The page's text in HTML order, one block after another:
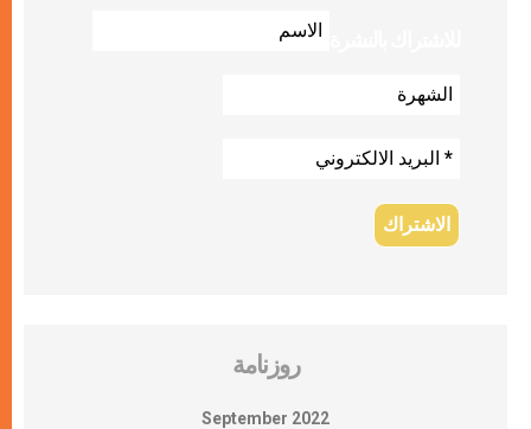
روزنامة
September 2022